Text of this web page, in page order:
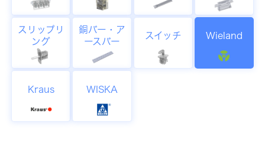
スリップリ
ング
銅バー・ア
ースバー
スイッチ Wieland
Kraus WISKA